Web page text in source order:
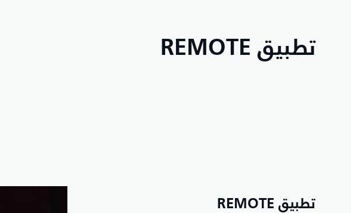
تطبيق REMOTE
تطبيق REMOTE